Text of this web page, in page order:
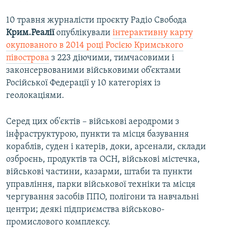
10 травня журналісти проєкту Радіо Свобода
Крим.Реаліїопублікували інтерактивну карту
окупованого в 2014 році Росією Кримського
півострова з 223 діючими, тимчасовими і
законсервованими військовими об’єктами
Російської Федерації у 10 категоріях із
геолокаціями.
Серед цих об'єктів – військові аеродроми з
інфраструктурою, пункти та місця базування
кораблів, суден і катерів, доки, арсенали, склади
озброєнь, продуктів та ОСН, військові містечка,
військові частини, казарми, штаби та пункти
управління, парки військової техніки та місця
чергування засобів ППО, полігони та навчальні
центри; деякі підприємства військово-
промислового комплексу.